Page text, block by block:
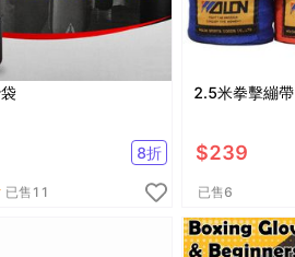
8折
已售 11
2.5米拳擊繃帶
$239
已售6